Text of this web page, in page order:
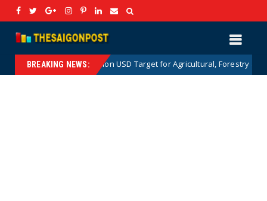
BREAKING NEWS:
100 Billion USD Target for Agricultural, Forestry and Aquatic